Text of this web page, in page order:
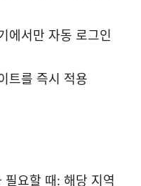
에서만 자동 로그인
트를 즉시 적용
필요할 때: 해당 지역